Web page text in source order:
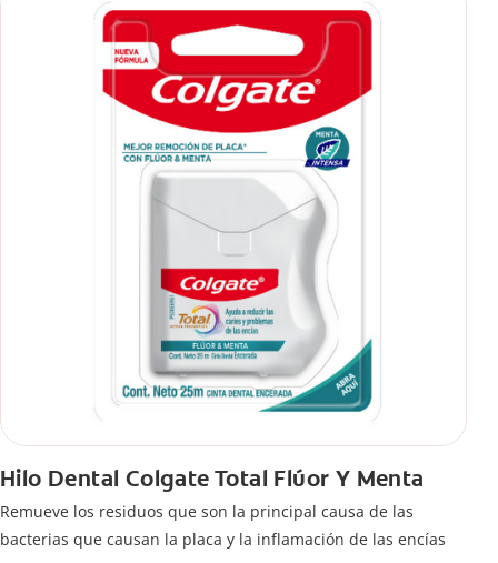
Hilo Dental Colgate Total Flúor Y Menta
Remueve los residuos que son la principal causa de las
bacterias que causan la placa y la inflamación de las encías